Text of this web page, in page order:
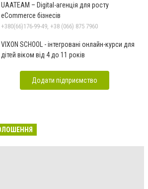
UAATEAM – Digital-агенція для росту
eCommerce бізнесів
+380(66)176-99-49, +38 (066) 875 7960
VIXON SCHOOL - інтегровані онлайн-курси для
дітей віком від 4 до 11 років
Додати підприємство